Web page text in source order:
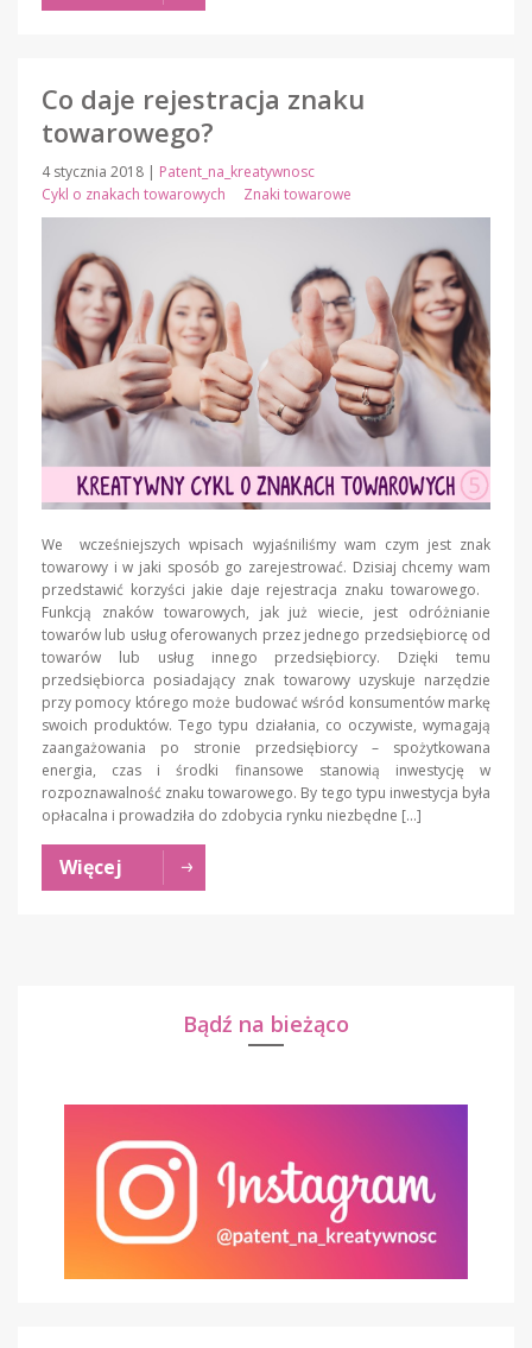
Co daje rejestracja znaku
towarowego?
4 stycznia 2018 | Patent_na_kreatywnosc
Cykl o znakach towarowych
Znaki towarowe
We wcześniejszych wpisach wyjaśniliśmy wam czym jest znak
towarowy i w jaki sposób go zarejestrować. Dzisiaj chcemy wam
przedstawić korzyści jakie daje rejestracja znaku towarowego.
Funkcją znaków towarowych, jak już wiecie, jest odróżnianie
towarów lub usług oferowanych przez jednego przedsiębiorcę od
towarów lub usług innego przedsiębiorcy. Dzięki temu
przedsiębiorca posiadający znak towarowy uzyskuje narzędzie
przy pomocy którego może budować wśród konsumentów markę
swoich produktów. Tego typu działania, co oczywiste, wymagają
zaangażowania po stronie przedsiębiorcy – spożytkowana
energia, czas i środki finansowe stanowią inwestycję w
rozpoznawalność znaku towarowego. By tego typu inwestycja była
opłacalna i prowadziła do zdobycia rynku niezbędne […]
Więcej
Bądź na bieżąco